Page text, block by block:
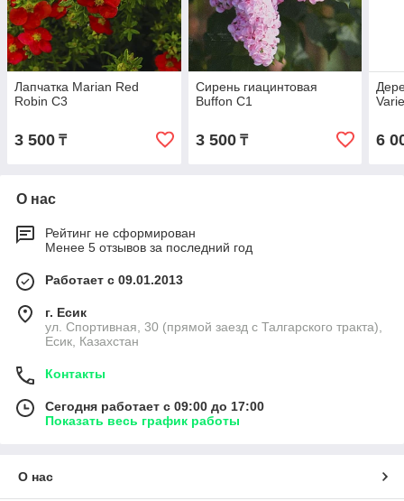
Лапчатка Marian Red
Robin С3
3 500 ₸
Сирень гиацинтовая
Buffon С1
3 500₸ 6
О нас
Рейтинг не сформирован
Менее 5 отзывов за последний год
Работает с 09.01.2013
г. Есик
ул. Спортивная, 30 (прямой заезд с Талгарского тракта),
Есик, Казахстан
Контакты
Сегодня работает с 09:00 до 17:00
Показать весь график работы
О нас